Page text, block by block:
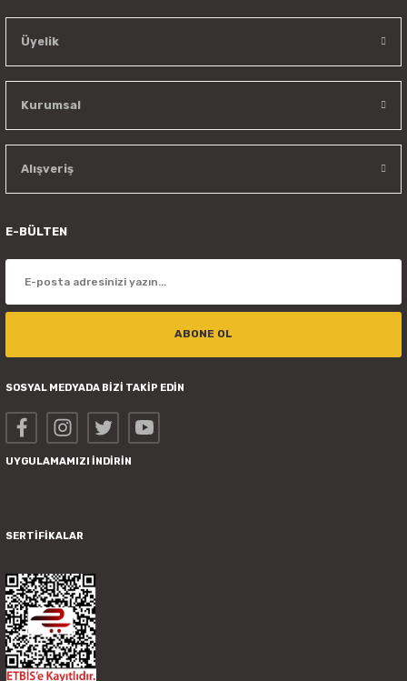
Üyelik
Kurumsal
Alışveriş
E-BÜLTEN
ABONE OL
SOSYAL MEDYADA BİZİ TAKİP EDİN
UYGULAMAMIZI İNDİRİN
SERTİFİKALAR